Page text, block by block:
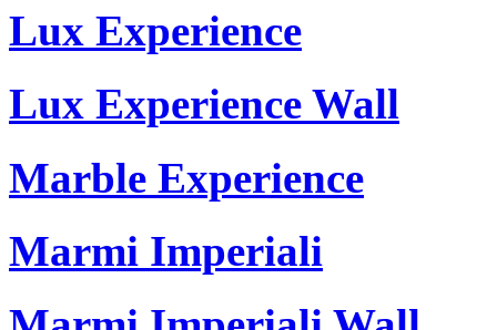
Lux Experience
Lux Experience Wall
Marble Experience
Marmi Imperiali